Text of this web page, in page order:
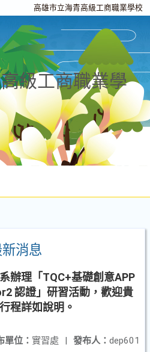
高雄市立海青高級工商職業學校
級工商職業學
消息
辦理「TQC+基礎創意APP
認證」研習活動，歡迎貴
程詳如說明。
發布人： dep601
單位： 實習處 |